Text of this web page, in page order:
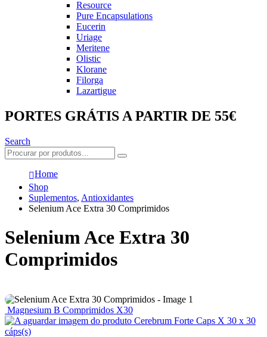
Resource
Pure Encapsulations
Eucerin
Uriage
Meritene
Olistic
Klorane
Filorga
Lazartigue
PORTES GRÁTIS A PARTIR DE 55€
Search
Home
Shop
Suplementos, Antioxidantes
Selenium Ace Extra 30 Comprimidos
Selenium Ace Extra 30
Comprimidos
Magnesium B Comprimidos X30
Cerebrum Forte Caps X 30 x 30
cáps(s)